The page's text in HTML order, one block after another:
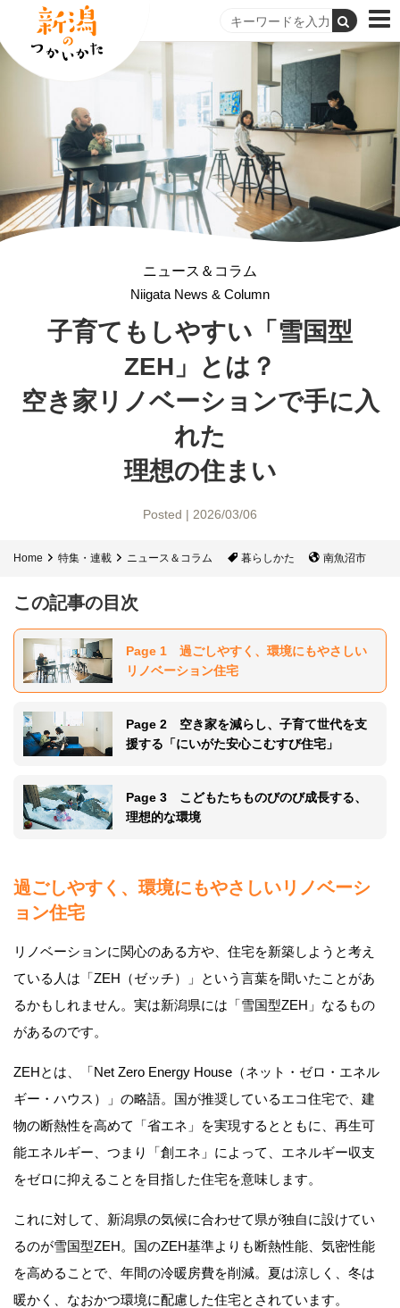
ニュース＆コラム
Niigata News & Column
子育てもしやすい 「雪国型
ZEH」とは？
空き家リノベーションで手に入
れた
理想の住まい
Posted | 2026/03/06
Home 特集・連載 ニュース＆コラム 暮らしかた 南魚沼市
この記事の目次
Page 1 過ごしやすく、環境にもやさしい
リノベーション住宅
Page 2 空き家を減らし、子育て世代を支
援する「にいがた安心こむすび住宅」
Page 3 こどもたちものびのび成長する、
理想的な環境
過ごしやすく、環境にもやさしいリノベーシ
ョン住宅
リノベーションに関心のある方や、住宅を新築しようと考え
ている人は「ZEH（ゼッチ）」という言葉を聞いたことがあ
るかもしれません。実は新潟県には「雪国型ZEH」なるもの
があるのです。
ZEHとは、「Net Zero Energy House（ネット・ゼロ・エネル
ギー・ハウス）」の略語。国が推奨しているエコ住宅で、建
物の断熱性を高めて「省エネ」を実現するとともに、再生可
能エネルギー、つまり「創エネ」によって、エネルギー収支
をゼロに抑えることを目指した住宅を意味します。
これに対して、新潟県の気候に合わせて県が独自に設けてい
るのが雪国型ZEH。国のZEH基準よりも断熱性能、気密性能
を高めることで、年間の冷暖房費を削減。夏は涼しく、冬は
暖かく、なおかつ環境に配慮した住宅とされています。